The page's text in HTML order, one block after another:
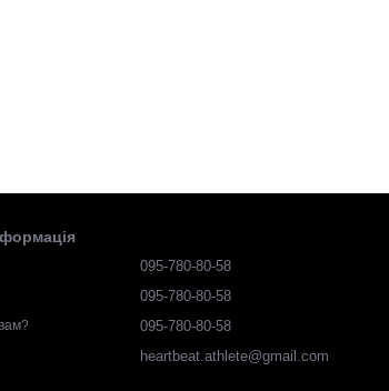
095-780-80-58
095-780-80-58
095-780-80-58
heartbeat.athlete@gmail.com